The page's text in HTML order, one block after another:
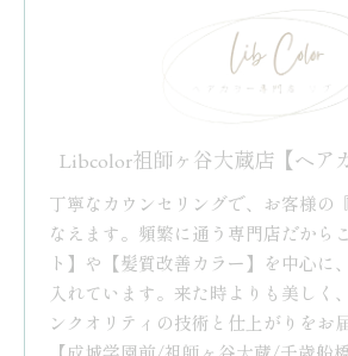
Libcolor祖師ヶ谷大蔵店【ヘア
丁寧なカウンセリングで、お客様の
なえます。頻繁に通う専門店だから
ト】や【髪質改善カラー】を中心に
入れています。来た時よりも美しく
ンクオリティの技術と仕上がりをお